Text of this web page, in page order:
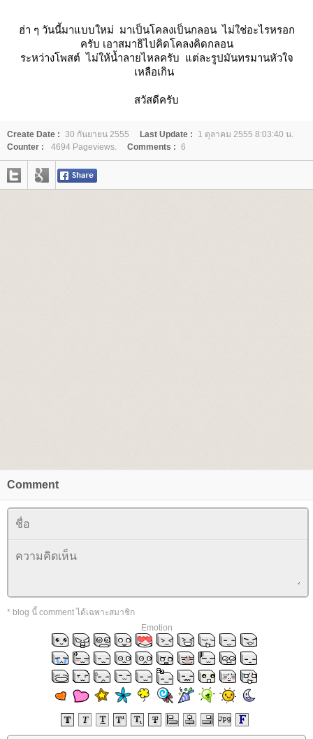
ฮ่า ๆ วันนี้มาแบบใหม่ มาเป็นโคลงเป็นกลอน ไม่ใช่อะไรหรอก
ครับ เอาสมาธิไปคิดโคลงคิดกลอน
ระหว่างโพสต์ ไม่ให้น้ำลายไหลครับ แต่ละรูปมันทรมานหัวใจ
เหลือเกิน
สวัสดีครับ
Create Date : 30 กันยายน 2555 Last Update :
1 ตุลาคม 2555 8:03:40 น.
Counter :
4694 Pageviews. Comments : 6
Comment
* blog นี้ comment ได้เฉพาะสมาชิก
Emotion